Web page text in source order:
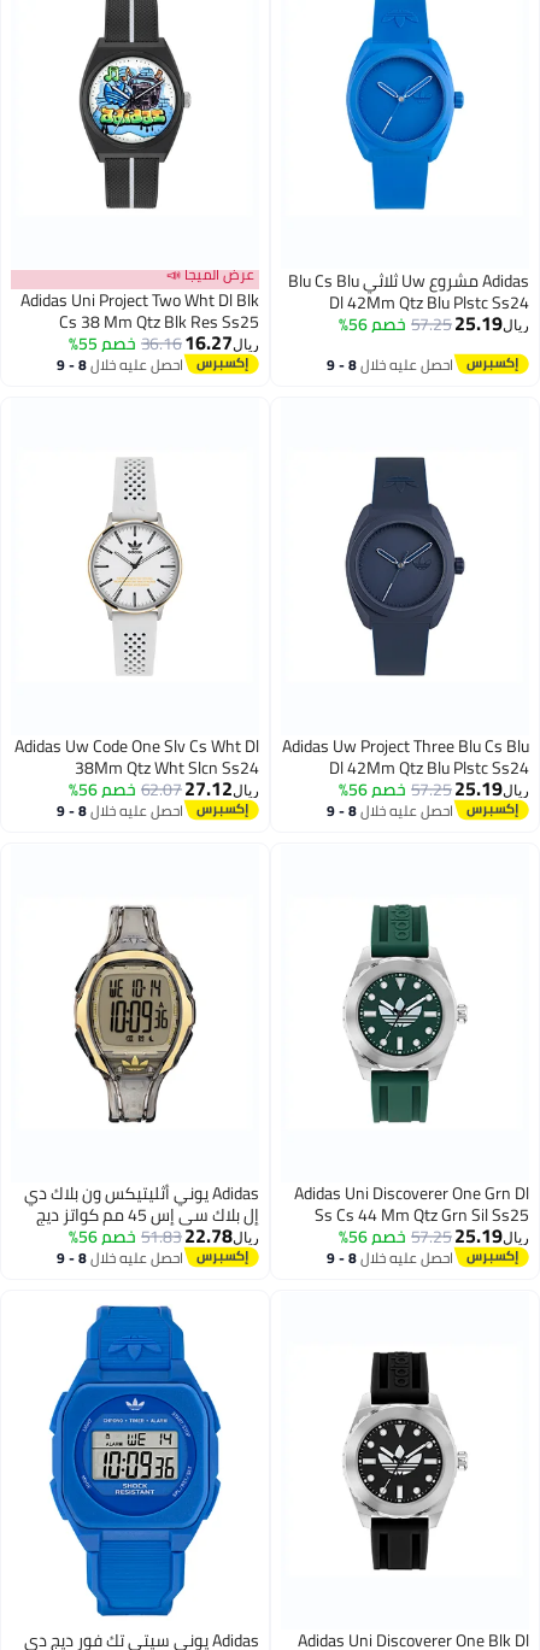
Adidas مشروع Uw ثلاثي Blu Cs Blu
Dl 42Mm Qtz Blu Plstc Ss24
ريال25.19
57.25خصم 56%
احصل عليه خلال 8 - 9
اغسطس
عرض الميجا 📣
Adidas Uni Project Two Wht Dl Blk
Cs 38 Mm Qtz Blk Res Ss25
ريال16.27
36.16خصم 55%
احصل عليه خلال 8 - 9
اغسطس
Adidas Uw Project Three Blu Cs Blu
Dl 42Mm Qtz Blu Plstc Ss24
ريال25.19
57.25خصم 56%
احصل عليه خلال 8 - 9
Adidas Uw Code One Slv Cs Wht Dl
38Mm Qtz Wht Slcn Ss24
ريال27.12
62.07خصم 56%
احصل عليه خلال 8 - 9
Adidas Uni Discoverer One Grn Dl
Ss Cs 44 Mm Qtz Grn Sil Ss25
ريال25.19
57.25خصم 56%
احصل عليه خلال 8 - 9
Adidas يوني أثليتيكس ون بلاك دي
إل بلاك سي إس 45 مم كواتز ديج
بلاك ريس إس إس 25
ريال22.78
51.83خصم 56%
احصل عليه خلال 8 - 9
Adidas Uni Discoverer One Blk Dl Adidas يوني سيتي تك فور ديج دي